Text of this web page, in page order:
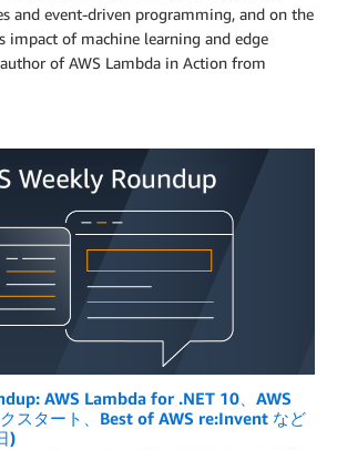
and event-driven programming, and on the
impact of machine learning and edge
of AWS Lambda in Action from
AWS Lambda for .NET 10、AWS
スタート、Best of AWS re:Invent など
)